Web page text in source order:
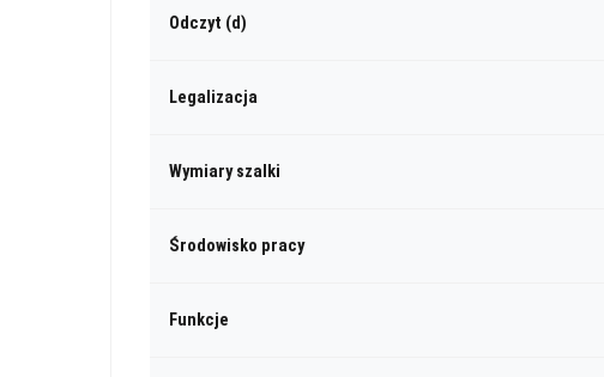
Odczyt (d)
Legalizacja
Wymiary szalki
Środowisko pracy
Funkcje